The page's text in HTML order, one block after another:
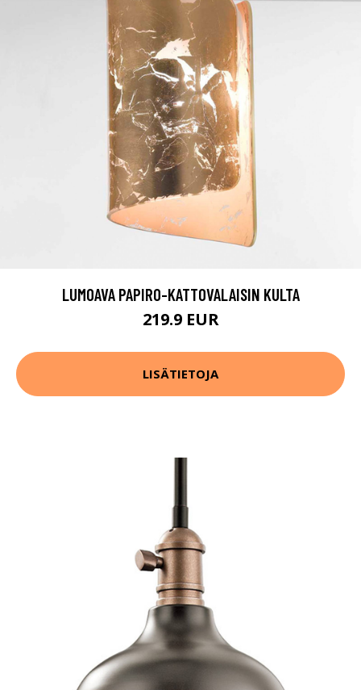
LUMOAVA PAPIRO-KATTOVALAISIN KULTA
219.9 EUR
LISÄTIETOJA